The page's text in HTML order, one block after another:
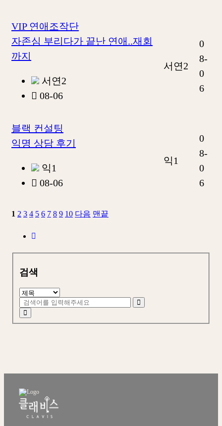
VIP 연애조작단
자존심 부리다가 끝난 연애..재회
까지
서연2
08-06
서연2
0
8-
0
6
블랙 컨설팅
익명 상담 후기
익1
08-06
익1
0
8-
0
6
1 2 3 4 5 6 7 8 9 10 다음 맨끝
검색